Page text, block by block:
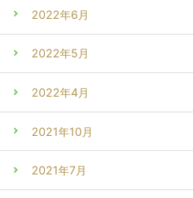
2022年6月
2022年5月
2022年4月
2021年10月
2021年7月